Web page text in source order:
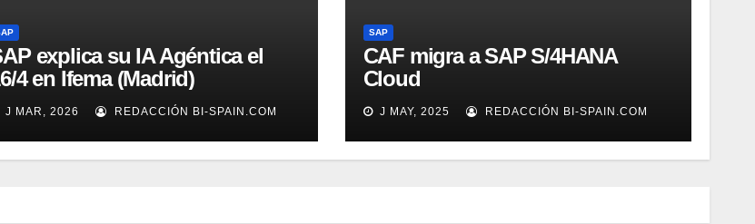
explica su IA Agéntica el
4 en Ifema (Madrid)
J MAR, 2026 REDACCIÓN BI-SPAIN.COM
SAP
CAF migra a SAP S/4HANA
Cloud
J MAY, 2025 REDACCIÓN BI-SPAIN.COM